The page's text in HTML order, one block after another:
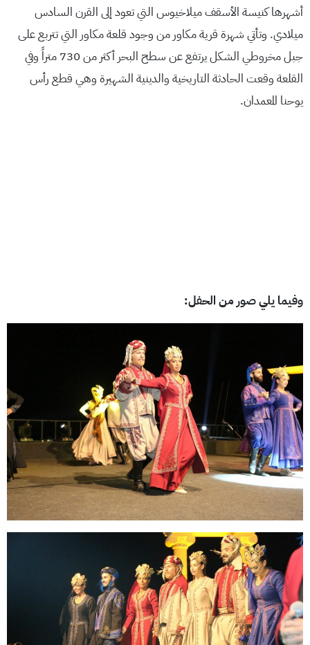
أشهرها كنيسة الأسقف ميلاخيوس التي تعود إلى القرن السادس
ميلادي. وتأتي شهرة قرية مكاور من وجود قلعة مكاور التي تتربع على
جبل مخروطي الشكل يرتفع عن سطح البحر أكثر من 730 متراً وفي
القلعة وقعت الحادثة التاريخية والدينية الشهيرة وهي قطع رأس
يوحنا المعمدان.
وفيما يلي صور من الحفل: